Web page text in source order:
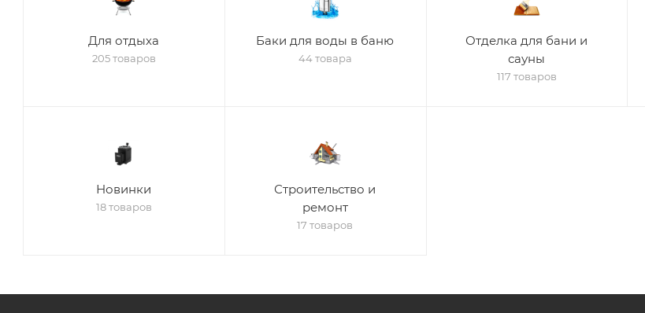
Для отдыха
205 товаров
Баки для воды в баню
44 товара
Отделка для бани и
сауны
117 товаров
Новинки
18 товаров
Строительство и
ремонт
17 товаров